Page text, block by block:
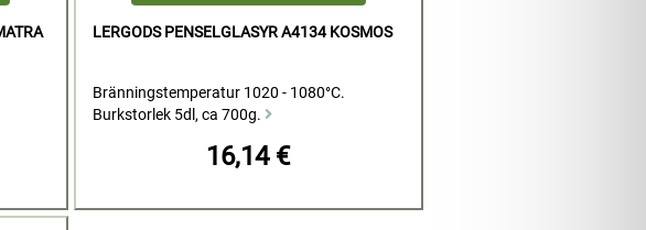
LERGODS PENSELGLASYR A4134 KOSMOS
Bränningstemperatur 1020 - 1080°C.
Burkstorlek 5dl, ca 700g.
16,14 €